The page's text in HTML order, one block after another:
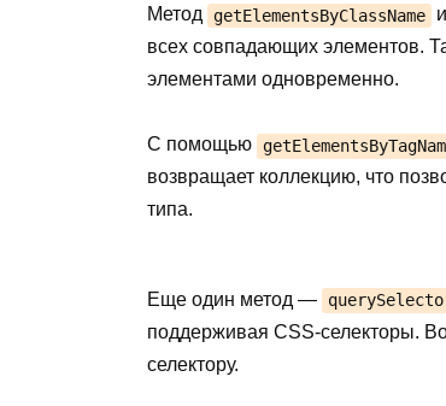
Метод getElementsByClassName
всех совпадающих элементов.
элементами одновременно.
С помощью
возвращает коллекцию, что
типа.
Еще один метод —
поддерживая CSS-селекторы.
селектору.